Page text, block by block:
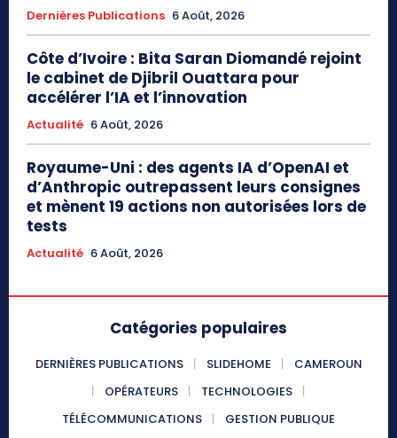
Dernières Publications 6 Août, 2026
Côte d’Ivoire : Bita Saran Diomandé rejoint
le cabinet de Djibril Ouattara pour
accélérer l’IA et l’innovation
Actualité 6 Août, 2026
Royaume-Uni : des agents IA d’OpenAI et
d’Anthropic outrepassent leurs consignes
et mènent 19 actions non autorisées lors de
tests
Actualité 6 Août, 2026
Catégories populaires
DERNIÈRES PUBLICATIONS SLIDEHOME
CAMEROUN
OPÉRATEURS
TECHNOLOGIES
TÉLÉCOMMUNICATIONS
GESTION PUBLIQUE